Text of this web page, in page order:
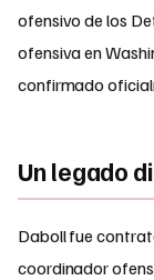
ofensivo de los
ofensiva en
confirmado
Un legado
Daboll fue
coordinador